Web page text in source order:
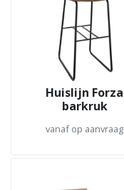
Huislijn Forza
barkruk
vanaf op aanvraag